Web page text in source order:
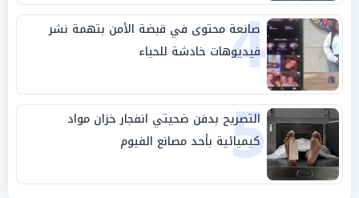
4
صانعة محتوى في قبضة الأمن بتهمة نشر
فيديوهات خادشة للحياء
5
التصريح بدفن ضحيتي انفجار خزان مواد
كيميائية بأحد مصانع الفيوم